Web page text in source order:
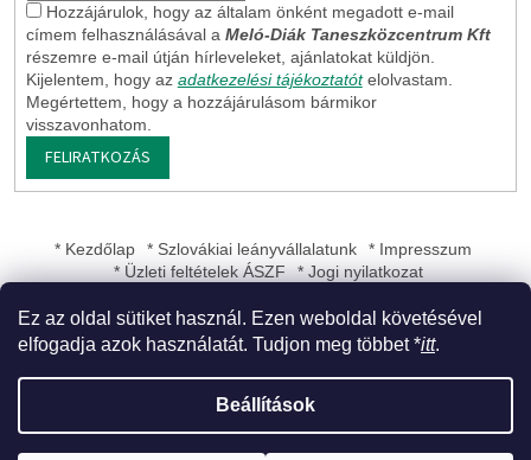
Ez az oldal sütiket használ. Ezen weboldal követésével
elfogadja azok használatát. Tudjon meg többet *itt.
Beállítások
Hozzájárulok, hogy az általam önként megadott e-mail
címem felhasználásával a Meló-Diák Taneszközcentrum Kft
részemre e-mail útján hírleveleket, ajánlatokat küldjön.
Kijelentem, hogy az adatkezelési tájékoztatót elolvastam.
Megértettem, hogy a hozzájárulásom bármikor
visszavonhatom.
FELIRATKOZÁS
* Kezdőlap * Szlovákiai leányvállalatunk
* Impresszum
* Üzleti feltételek ÁSZF
* Jogi nyilatkozat